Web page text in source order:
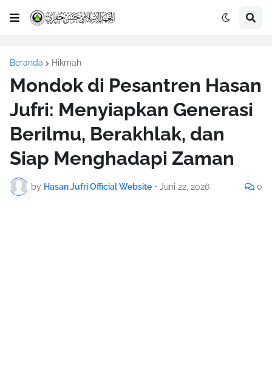
Beranda Hikmah
Mondok di Pesantren Hasan
Jufri: Menyiapkan Generasi
Berilmu, Berakhlak, dan
Siap Menghadapi Zaman
by Hasan Jufri Official Website • Juni 22, 2026 0